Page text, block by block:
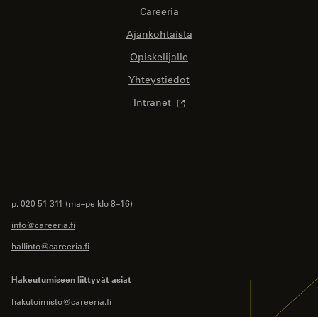
Careeria
Ajankohtaista
Opiskelijalle
Yhteystiedot
Intranet
p. 020 51 311 (ma–pe klo 8–16)
info@careeria.fi
hallinto@careeria.fi
Hakeutumiseen liittyvät asiat
hakutoimisto@careeria.fi